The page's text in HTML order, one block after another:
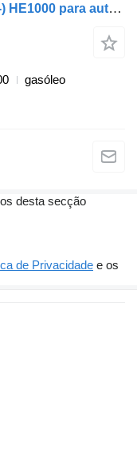
Filtro secador Haldex B12M (01.99-) HE1000 para autocarro Volvo B6, B7, B9, B10, B12 bus (1978-2011)
gasóleo
desta secção
de Privacidade e os